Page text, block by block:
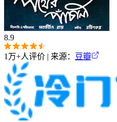
8.9
1万+人评价 | 来源： 豆瓣